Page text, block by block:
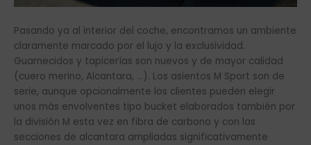
Pasando ya al interior del coche, encontramos un ambiente
claramente marcado por el lujo y la exclusividad.
Guarnecidos y tapicerías son nuevos y de mayor calidad
(cuero merino, Alcantara, …). Los asientos M Sport son de
serie, aunque opcionalmente los clientes pueden elegir
unos más envolventes tipo bucket elaborados también por
la división M esta vez en fibra de carbono y con las
secciones de alcantara ampliadas significativamente